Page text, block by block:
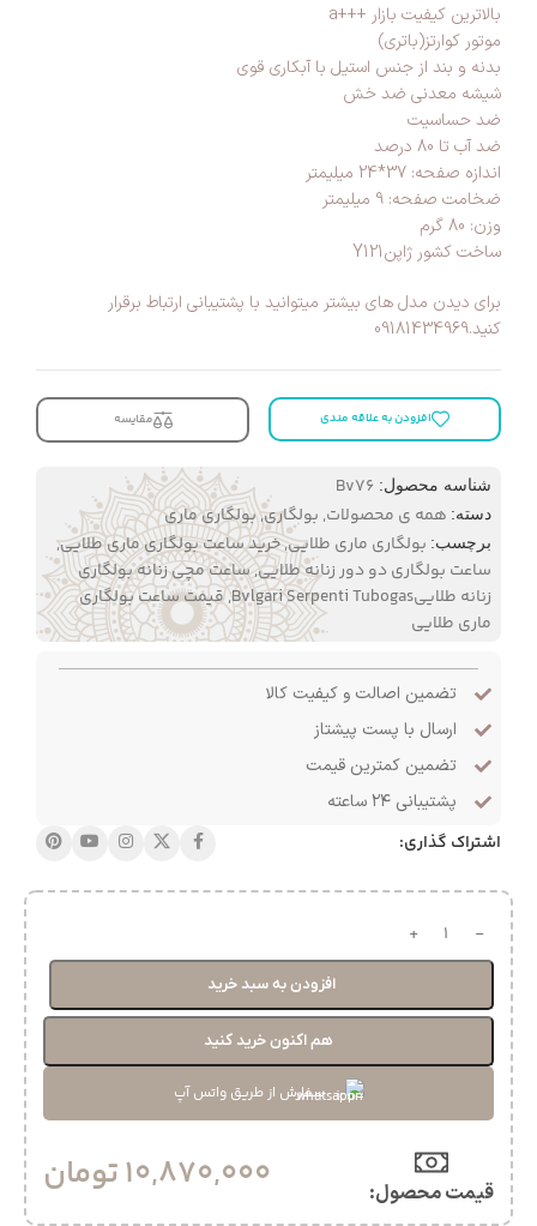
بالاترین کیفیت بازار +++a
موتور کوارتز(باتری)
بدنه و بند از جنس استیل با آبکاری قوی
شیشه معدنی ضد خش
ضد حساسیت
ضد آب تا 80 درصد
اندازه صفحه: 37*24 میلیمتر
ضخامت صفحه: 9 میلیمتر
وزن: 80 گرم
ساخت کشور ژاپنY121
برای دیدن مدل های بیشتر میتوانید با پشتیبانی ارتباط برقرار
کنید.09181434969
افزودن به علاقه مندی مقایسه
شناسه محصول: Bv76
دسته: همه ی محصولات, بولگاری,بولگاری ماری
برچسب: بولگاری ماری طلایی,خرید ساعت بولگاری ماری طلایی,
ساعت بولگاری دو دور زنانه طلایی,ساعت مچی زنانه بولگاری
زنانه طلاییBvlgari Serpenti Tubogas
,قیمت ساعت بولگاری
ماری طلایی
تضمین اصالت و کیفیت کالا
ارسال با پست پیشتاز
تضمین کمترین قیمت
پشتیبانی ۲۴ ساعته
اشتراک گذاری:
افزودن به سبد خرید
هم اکنون خرید کنید
سفارش از طریق واتس آپ
قیمت محصول:​ 10,870,000تومان